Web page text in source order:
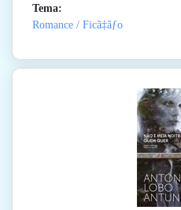
Tema:
Romance / Ficã‡ãƒo